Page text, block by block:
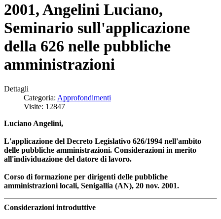
2001, Angelini Luciano,
Seminario sull'applicazione
della 626 nelle pubbliche
amministrazioni
Dettagli
Categoria: Approfondimenti
Visite: 12847
Luciano Angelini,
L'applicazione del Decreto Legislativo 626/1994 nell'ambito
delle pubbliche amministrazioni. Considerazioni in merito
all'individuazione del datore di lavoro.
Corso di formazione per dirigenti delle pubbliche
amministrazioni locali, Senigallia (AN), 20 nov. 2001.
Considerazioni introduttive